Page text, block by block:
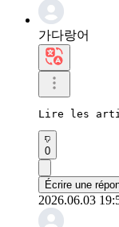
가다랑어
Lire les
0
Écrire une
2026.06.03